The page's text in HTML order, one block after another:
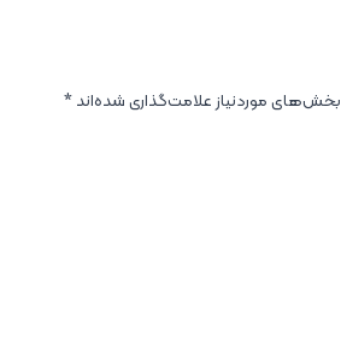
بخش‌های موردنیاز علامت‌گذاری شده‌اند*